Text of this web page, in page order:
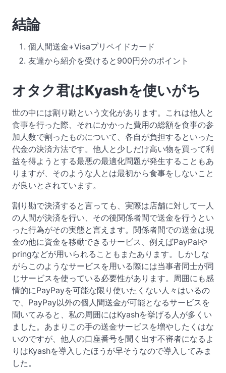
結論
個人間送金+Visaプリペイドカード
友達から紹介を受けると900円分のポイント
オタク君はKyashを使いがち
世の中には割り勘という文化があります。これは他人と
食事を行った際、それにかかった費用の総額を食事の参
加人数で割ったものについて、各自が負担するといった
代金の決済方法です。他人と少しだけ高い物を買って利
益を得ようとする最悪の最適化問題が発生することもあ
りますが、そのような人とは最初から食事をしないこと
が良いとされています。
割り勘で決済すると言っても、実際は店舗に対して一人
の人間が決済を行い、その後関係者間で送金を行うとい
った行為がその実態と言えます。関係者間での送金は現
金の他に資金を移動できるサービス、例えばPayPalや
pringなどが用いられることもまたあります。しかしな
がらこのようなサービスを用いる際には当事者同士が同
じサービスを使っている必要性があります。周囲にも感
情的にPayPayを可能な限り使いたくない人々はいるの
で、PayPay以外の個人間送金が可能となるサービスを
聞いてみると、私の周囲にはKyashを挙げる人が多くい
ました。あまりこの手の送金サービスを増やしたくはな
いのですが、他人の口座番号を聞く出す不審者になるよ
りはKyashを導入したほうが早そうなので導入してみま
した。